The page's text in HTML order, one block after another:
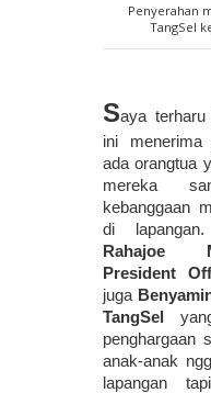
Penyerahan
TangSel
Saya
ini menerima
ada orangtua
mereka
kebanggaan
di
Rahajoe
juga
TangSel
penghargaan
anak-anak
lapangan